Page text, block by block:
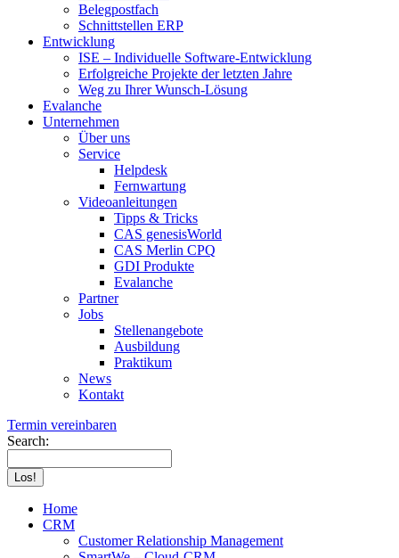
Belegpostfach
Schnittstellen ERP
Entwicklung
ISE – Individuelle Software-Entwicklung
Erfolgreiche Projekte der letzten Jahre
Weg zu Ihrer Wunsch-Lösung
Evalanche
Unternehmen
Über uns
Service
Helpdesk
Fernwartung
Videoanleitungen
Tipps & Tricks
CAS genesisWorld
CAS Merlin CPQ
GDI Produkte
Evalanche
Partner
Jobs
Stellenangebote
Ausbildung
Praktikum
News
Kontakt
Termin vereinbaren
Search:
Home
CRM
Customer Relationship Management